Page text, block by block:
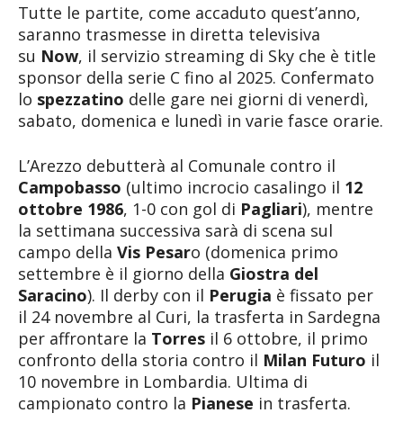
Tutte le partite, come accaduto quest’anno,
saranno trasmesse in diretta televisiva
su Now, il servizio streaming di Sky che è title
sponsor della serie C fino al 2025. Confermato
lo spezzatino delle gare nei giorni di venerdì,
sabato, domenica e lunedì in varie fasce orarie.
L’Arezzo debutterà al Comunale contro il
Campobasso (ultimo incrocio casalingo il 12
ottobre 1986, 1-0 con gol di Pagliari), mentre
la settimana successiva sarà di scena sul
campo della Vis Pesaro (domenica primo
settembre è il giorno della Giostra del
Saracino). Il derby con il Perugia è fissato per
il 24 novembre al Curi, la trasferta in Sardegna
per affrontare la Torres il 6 ottobre, il primo
confronto della storia contro il Milan Futuro il
10 novembre in Lombardia. Ultima di
campionato contro la Pianese in trasferta.